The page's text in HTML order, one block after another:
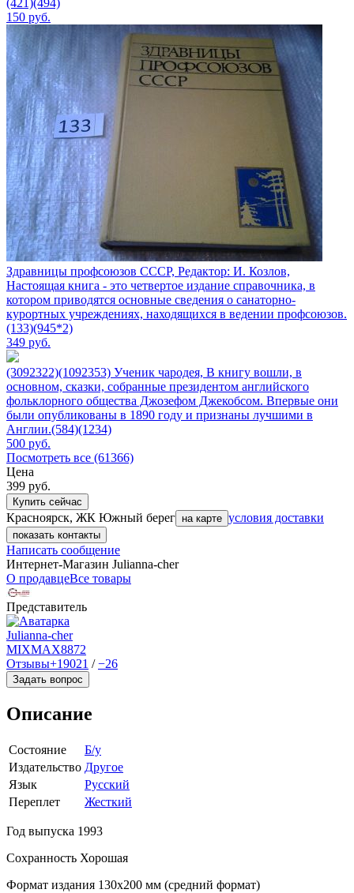
(421)(494)
150 руб.
Здравницы профсоюзов СССР, Редактор: И. Козлов,
Настоящая книга - это четвертое издание справочника, в
котором приводятся основные сведения о санаторно-
курортных учреждениях, находящихся в ведении профсоюзов.
(133)(945*2)
349 руб.
(3092322)(1092353) Ученик чародея, В книгу вошли, в
основном, сказки, собранные президентом английского
фольклорного общества Джозефом Джекобсом. Впервые они
были опубликованы в 1890 году и признаны лучшими в
Англии.(584)(1234)
500 руб.
Посмотреть все (61366)
Цена
399 руб.
Купить сейчас
Красноярск, ЖК Южный берег на карте условия доставки
показать контакты
Написать сообщение
Интернет-Магазин Julianna-cher
О продавцеВсе товары
Представитель
Julianna-cher
MIXMAX8872
Отзывы+19021 /−26
Задать вопрос
Описание
Состояние
Б/у
Издательство Другое
Язык
Русский
Переплет
Жесткий
Год выпуска 1993
Сохранность Хорошая
Формат издания 130х200 мм (средний формат)